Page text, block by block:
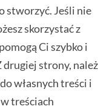
stworzyć. Jeśli nie
skorzystać z
Ci szybko i
strony,
własnych treści i
treściach